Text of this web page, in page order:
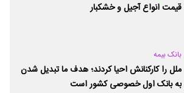
قیمت انواع آجیل و خشکبار
بانک بیمه
ملل را کارکنانش احیا کردند؛ هدف ما تبدیل شدن
به بانک اول خصوصی کشور است